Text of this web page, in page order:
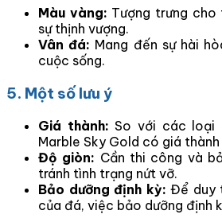
Màu vàng: Tượng trưng
sự thịnh vượng.
Vân đá: Mang đến sự hài
cuộc sống.
5. Một số lưu ý
Giá thành: So với các loại
Marble Sky Gold có giá
Độ giòn: Cần thi công và
tránh tình trạng nứt vỡ.
Bảo dưỡng định kỳ:Để duy
của đá, việc bảo dưỡng định